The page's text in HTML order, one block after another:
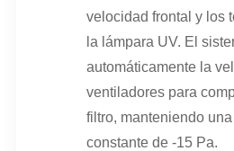
velocidad frontal y los
la lámpara UV. El
automáticamente la
ventiladores para
filtro, manteniendo
constante de -15 Pa.